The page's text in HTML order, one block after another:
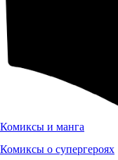
Комиксы и манга
Комиксы о супергероях